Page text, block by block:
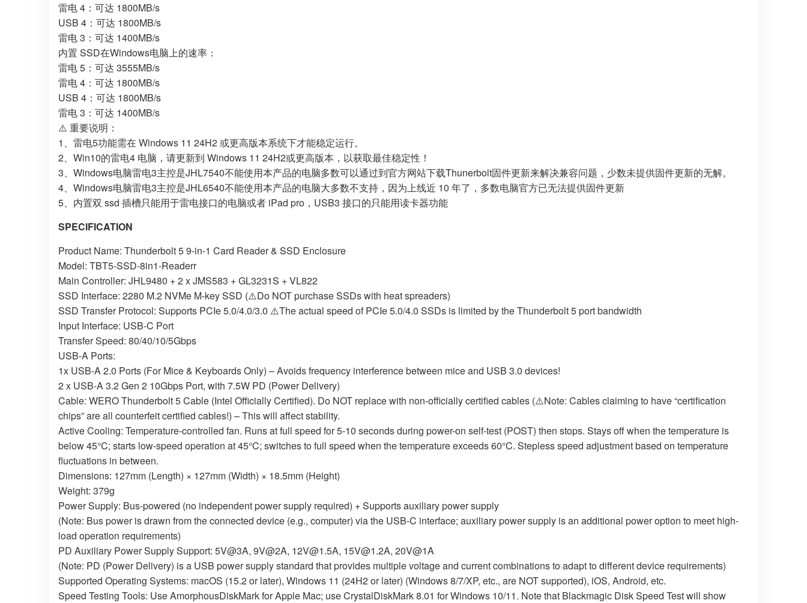
雷电 4：可达 1800MB/s
USB 4：可达 1800MB/s
雷电 3：可达 1400MB/s
内置 SSD在Windows电脑上的速率：
雷电 5：可达 3555MB/s
雷电 4：可达 1800MB/s
USB 4：可达 1800MB/s
雷电 3：可达 1400MB/s
⚠️ 重要说明：
1、雷电5功能需在 Windows 11 24H2 或更高版本系统下才能稳定运行。
2、Win10的雷电4 电脑，请更新到 Windows 11 24H2或更高版本，以获取最佳稳定性！
3、Windows电脑雷电3主控是JHL7540不能使用本产品的电脑多数可以通过到官方网站下载Thunerbolt固件更新来解决兼容问题，少数未提供固件更新的无解。
4、Windows电脑雷电3主控是JHL6540不能使用本产品的电脑大多数不支持，因为上线近 10 年了，多数电脑官方已无法提供固件更新
5、内置双 ssd 插槽只能用于雷电接口的电脑或者 iPad pro，USB3 接口的只能用读卡器功能
SPECIFICATION
Product Name: Thunderbolt 5 9-in-1 Card Reader & SSD Enclosure
Model: TBT5-SSD-8in1-Readerr
Main Controller: JHL9480 + 2 x JMS583 + GL3231S + VL822
SSD Interface: 2280 M.2 NVMe M-key SSD (⚠️Do NOT purchase SSDs with heat spreaders)
SSD Transfer Protocol: Supports PCIe 5.0/4.0/3.0 ⚠️The actual speed of PCIe 5.0/4.0 SSDs is limited by the Thunderbolt 5 port bandwidth
Input Interface: USB-C Port
Transfer Speed: 80/40/10/5Gbps
USB-A Ports:
1x USB-A 2.0 Ports (For Mice & Keyboards Only) – Avoids frequency interference between mice and USB 3.0 devices!
2 x USB-A 3.2 Gen 2 10Gbps Port, with 7.5W PD (Power Delivery)
Cable: WERO Thunderbolt 5 Cable (Intel Officially Certified). Do NOT replace with non-officially certified cables (⚠️Note: Cables claiming to have “certification
chips” are all counterfeit certified cables!) – This will affect stability.
Active Cooling: Temperature-controlled fan. Runs at full speed for 5-10 seconds during power-on self-test (POST) then stops. Stays off when the temperature is
below 45°C; starts low-speed operation at 45°C; switches to full speed when the temperature exceeds 60°C. Stepless speed adjustment based on temperature
fluctuations in between.
Dimensions: 127mm (Length) × 127mm (Width) × 18.5mm (Height)
Weight: 379g
Power Supply: Bus-powered (no independent power supply required) + Supports auxiliary power supply
(Note: Bus power is drawn from the connected device (e.g., computer) via the USB-C interface; auxiliary power supply is an additional power option to meet high-
load operation requirements)
PD Auxiliary Power Supply Support: 5V@3A, 9V@2A, 12V@1.5A, 15V@1.2A, 20V@1A
(Note: PD (Power Delivery) is a USB power supply standard that provides multiple voltage and current combinations to adapt to different device requirements)
Supported Operating Systems: macOS (15.2 or later), Windows 11 (24H2 or later) (Windows 8/7/XP, etc., are NOT supported), iOS, Android, etc.
Speed Testing Tools: Use AmorphousDiskMark for Apple Mac; use CrystalDiskMark 8.01 for Windows 10/11. Note that Blackmagic Disk Speed Test will show